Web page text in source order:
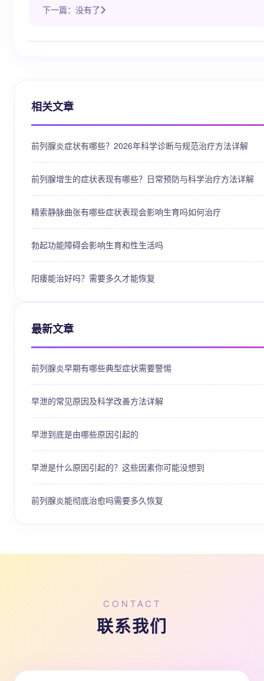
下一篇：没有了
相关文章
前列腺炎症状有哪些？2026年科学诊断与规范治疗方法详解
前列腺增生的症状表现有哪些？日常预防与科学治疗方法详解
精索静脉曲张有哪些症状表现会影响生育吗如何治疗
勃起功能障碍会影响生育和性生活吗
阳痿能治好吗？需要多久才能恢复
最新文章
前列腺炎早期有哪些典型症状需要警惕
早泄的常见原因及科学改善方法详解
早泄到底是由哪些原因引起的
早泄是什么原因引起的？这些因素你可能没想到
前列腺炎能彻底治愈吗需要多久恢复
CONTACT
联系我们